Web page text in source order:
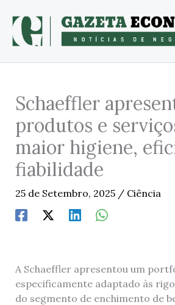
content
Schaeffler
produtos e
maior higiene,
fiabilidade
25 de Setembro, 2025 / Ciência
A Schaeffler apresentou um
especificamente adaptado às
do segmento de enchimento de